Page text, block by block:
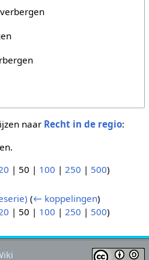
naar Recht in de regio:
| 50 | 100 | 250 | 500)
(← koppelingen)
| 50 | 100 | 250 | 500)